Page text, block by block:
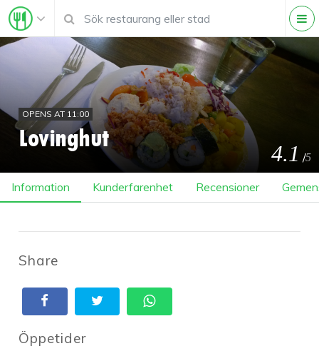
OPENS AT 11:00
Lovinghut 4.1 /5
Information Kunderfarenhet Recensioner
Share
Öppetider